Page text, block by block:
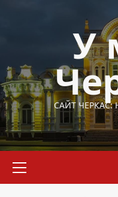
У
САЙТ ЧЕРКАС:
меню